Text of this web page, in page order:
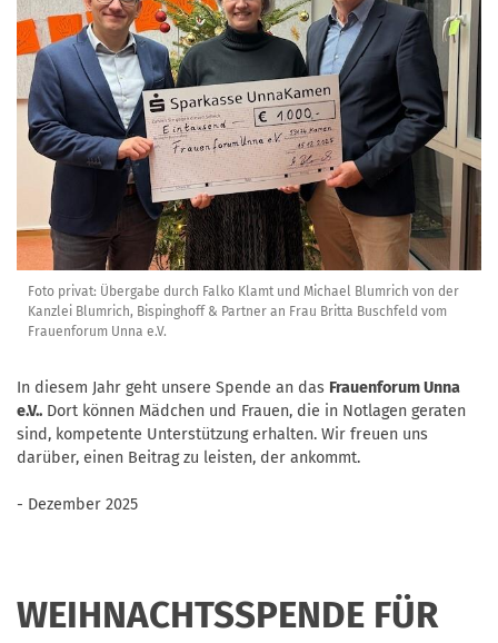
Foto privat: Übergabe durch Falko Klamt und Michael Blumrich von der
Kanzlei Blumrich, Bispinghoff & Partner an Frau Britta Buschfeld vom
Frauenforum Unna e.V.
In diesem Jahr geht unsere Spende an das Frauenforum Unna
e.V.. Dort können Mädchen und Frauen, die in Notlagen geraten
sind, kompetente Unterstützung erhalten. Wir freuen uns
darüber, einen Beitrag zu leisten, der ankommt.
- Dezember 2025
WEIHNACHTSSPENDE FÜR